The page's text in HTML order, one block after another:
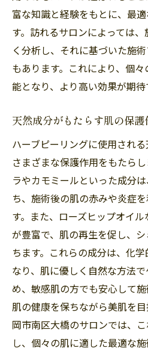
富な知識と経験をもとに、最
す。訪れるサロンによっては
く分析し、それに基づいた施
もあります。これにより、個
能となり、より高い効果が期待
天然成分がもたらす肌の保護
ハーブピーリングに使用され
さまざまな保護作用をもたら
ラやカモミールといった成分
ち、施術後の肌の赤みや炎症
す。また、ローズヒップオイ
が豊富で、肌の再生を促し、
ちます。これらの成分は、化
なり、肌に優しく自然な方法
め、敏感肌の方でも安心して施
肌の健康を保ちながら美肌を
岡市南区大橋のサロンでは、
し、個々の肌に適した最適な施